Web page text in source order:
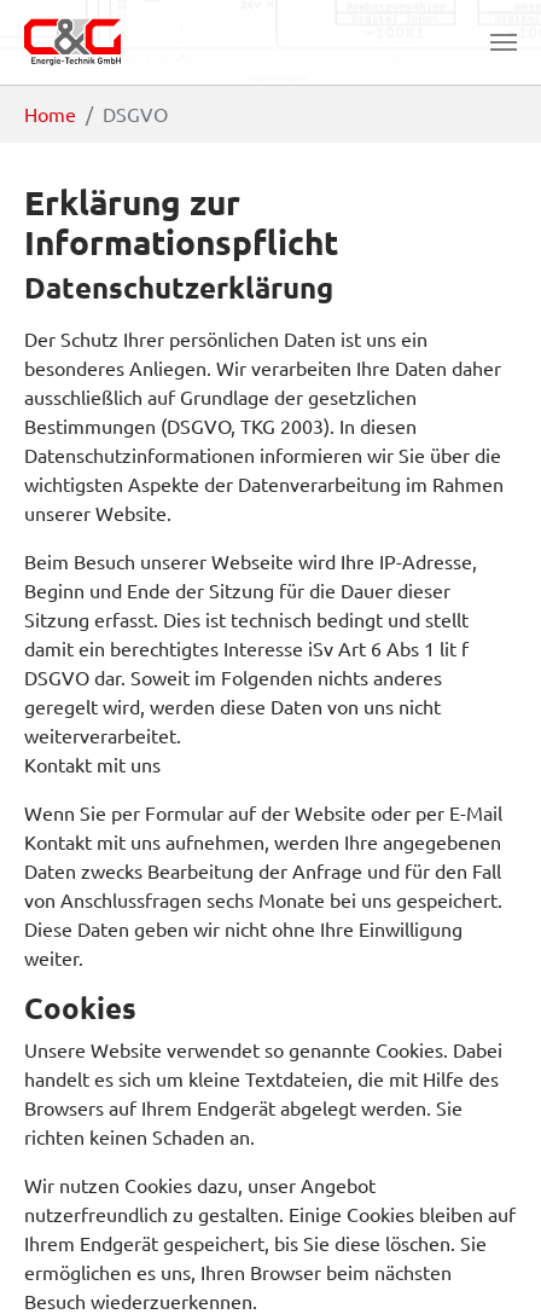
Home DSGVO
Erklärung zur
Informationspflicht
Datenschutzerklärung
Der Schutz Ihrer persönlichen Daten ist uns ein
besonderes Anliegen. Wir verarbeiten Ihre Daten daher
ausschließlich auf Grundlage der gesetzlichen
Bestimmungen (DSGVO, TKG 2003). In diesen
Datenschutzinformationen informieren wir Sie über die
wichtigsten Aspekte der Datenverarbeitung im Rahmen
unserer Website.
Beim Besuch unserer Webseite wird Ihre IP-Adresse,
Beginn und Ende der Sitzung für die Dauer dieser
Sitzung erfasst. Dies ist technisch bedingt und stellt
damit ein berechtigtes Interesse iSv Art 6 Abs 1 lit f
DSGVO dar. Soweit im Folgenden nichts anderes
geregelt wird, werden diese Daten von uns nicht
weiterverarbeitet.
Kontakt mit uns
Wenn Sie per Formular auf der Website oder per E-Mail
Kontakt mit uns aufnehmen, werden Ihre angegebenen
Daten zwecks Bearbeitung der Anfrage und für den Fall
von Anschlussfragen sechs Monate bei uns gespeichert.
Diese Daten geben wir nicht ohne Ihre Einwilligung
weiter.
Cookies
Unsere Website verwendet so genannte Cookies. Dabei
handelt es sich um kleine Textdateien, die mit Hilfe des
Browsers auf Ihrem Endgerät abgelegt werden. Sie
richten keinen Schaden an.
Wir nutzen Cookies dazu, unser Angebot
nutzerfreundlich zu gestalten. Einige Cookies bleiben auf
Ihrem Endgerät gespeichert, bis Sie diese löschen. Sie
ermöglichen es uns, Ihren Browser beim nächsten
Besuch wiederzuerkennen.